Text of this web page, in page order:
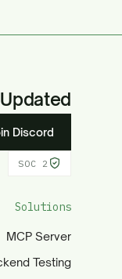
Discord
SOC 2
Solutions
MCP Server
Testing